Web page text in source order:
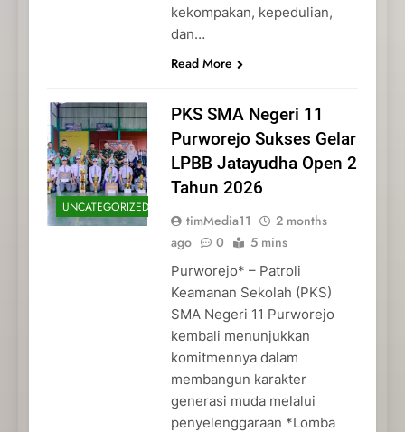
kekompakan, kepedulian,
dan…
Read More
UNCATEGORIZED
PKS SMA Negeri 11
Purworejo Sukses Gelar
LPBB Jatayudha Open 2
Tahun 2026
timMedia11
2 months
ago
0 5 mins
Purworejo* – Patroli
Keamanan Sekolah (PKS)
SMA Negeri 11 Purworejo
kembali menunjukkan
komitmennya dalam
membangun karakter
generasi muda melalui
penyelenggaraan *Lomba